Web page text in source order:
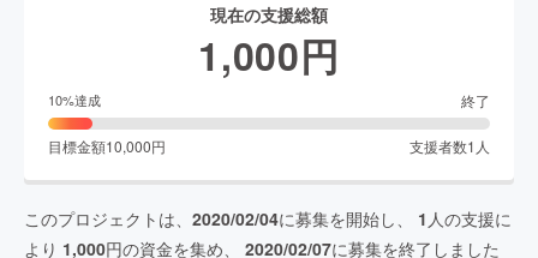
現在の支援総額
1,000円
10%達成 終了
目標金額10,000円 支援者数1 人
このプロジェクトは、 2020/02/04に募集を開始し、 1 人の支援に
より 1,000円の資金を集め、 2020/02/07に募集を終了しました